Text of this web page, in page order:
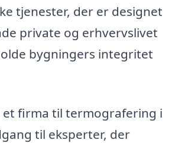
tjenester, der er designet
private og erhvervslivet
bygningers integritet
firma til termografering i
til eksperter, der